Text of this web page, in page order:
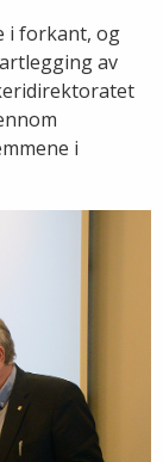
i forkant, og
av
i